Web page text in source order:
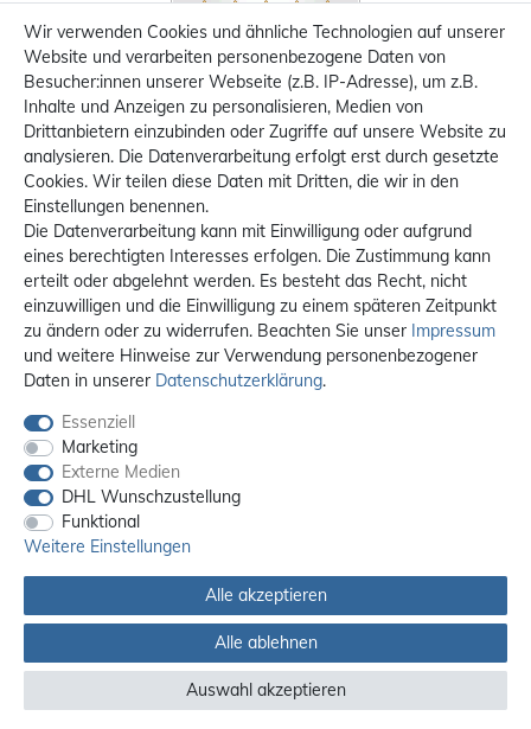
Versandkosten in andere Länder finden Siehier
© 2012 - 2026 orex.de / powered bycreateyourtemplate
Wir verwenden Cookies und ähnliche Technologien auf unserer
Website und verarbeiten personenbezogene Daten von
Besucher:innen unserer Webseite (z.B. IP-Adresse), um z.B.
Inhalte und Anzeigen zu personalisieren, Medien von
Drittanbietern einzubinden oder Zugriffe auf unsere Website zu
analysieren. Die Datenverarbeitung erfolgt erst durch gesetzte
Cookies. Wir teilen diese Daten mit Dritten, die wir in den
Einstellungen benennen.
Die Datenverarbeitung kann mit Einwilligung oder aufgrund
eines berechtigten Interesses erfolgen. Die Zustimmung kann
erteilt oder abgelehnt werden. Es besteht das Recht, nicht
einzuwilligen und die Einwilligung zu einem späteren Zeitpunkt
zu ändern oder zu widerrufen. Beachten Sie unser Impressum
und weitere Hinweise zur Verwendung personenbezogener
Daten in unserer Daten­schutz­erklärung.
Essenziell
Marketing
Externe Medien
DHL Wunschzustellung
Funktional
Weitere Einstellungen
Alle akzeptieren
Alle ablehnen
Auswahl akzeptieren